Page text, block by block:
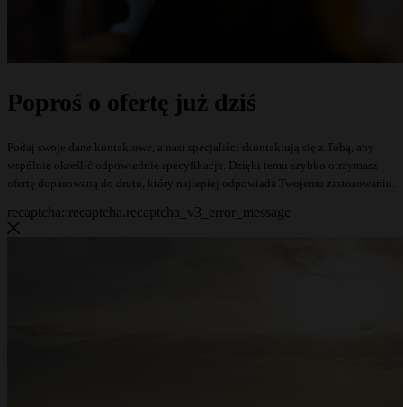
Poproś o ofertę już dziś
Podaj swoje dane kontaktowe, a nasi specjaliści skontaktują się z Tobą, aby
wspólnie określić odpowiednie specyfikacje. Dzięki temu szybko otrzymasz
ofertę dopasowaną do drutu, który najlepiej odpowiada Twojemu zastosowaniu.
recaptcha::recaptcha.recaptcha_v3_error_message